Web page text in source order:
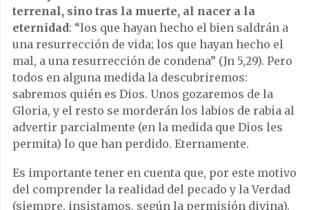
terrenal, sino tras la muerte, al nacer a la
eternidad: “los que hayan hecho el bien saldrán a
una resurrección de vida; los que hayan hecho el
mal, a una resurrección de condena” (Jn 5,29). Pero
todos en alguna medida la descubriremos:
sabremos quién es Dios. Unos gozaremos de la
Gloria, y el resto se morderán los labios de rabia al
advertir parcialmente (en la medida que Dios les
permita) lo que han perdido. Eternamente.
Es importante tener en cuenta que, por este motivo
del comprender la realidad del pecado y la Verdad
(siempre, insistamos, según la permisión divina),